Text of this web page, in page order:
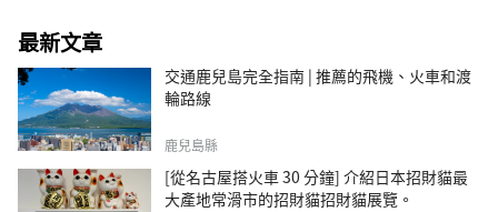
最新文章
交通鹿兒島完全指南 | 推薦的飛機、火車和渡
輪路線
鹿兒島縣
[從名古屋搭火車 30 分鐘] 介紹日本招財貓最
大產地常滑市的招財貓招財貓展覽。